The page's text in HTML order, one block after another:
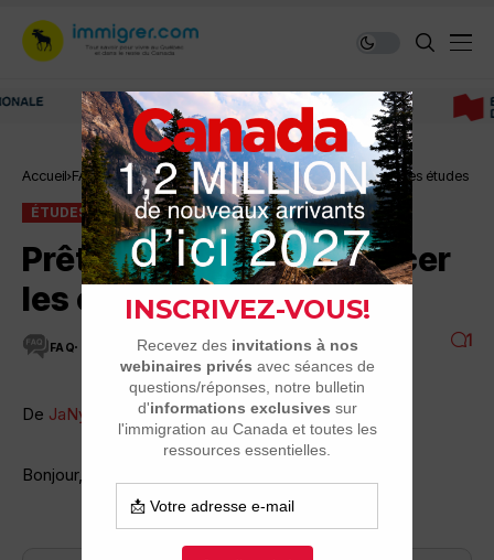
Immigrer au Canada: ressources et conseils
Accueil FAQ Études universitaires Prêt étudiant pour financer les études
ÉTUDES UNIVERSITAIRES FAQ
Prêt étudiant pour financer
les études
FAQ 33 MINUTES DE LECTURE 20.9K VUES 1
De JaNyJeN34
Bonjour,